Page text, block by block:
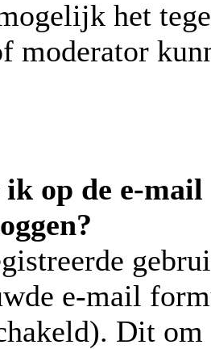
het
moderator
ik op de e-
e-mail
Dit